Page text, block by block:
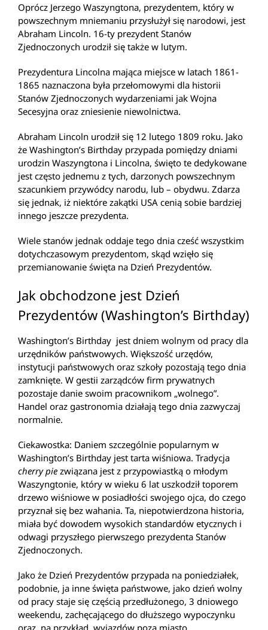
Oprócz Jerzego Waszyngtona, prezydentem, który w
powszechnym mniemaniu przysłużył się narodowi, jest
Abraham Lincoln. 16-ty prezydent Stanów
Zjednoczonych urodził się także w lutym.
Prezydentura Lincolna mająca miejsce w latach 1861-
1865 naznaczona była przełomowymi dla historii
Stanów Zjednoczonych wydarzeniami jak Wojna
Secesyjna oraz zniesienie niewolnictwa.
Abraham Lincoln urodził się 12 lutego 1809 roku. Jako
że Washington’s Birthday przypada pomiędzy dniami
urodzin Waszyngtona i Lincolna, święto te dedykowane
jest często jednemu z tych, darzonych powszechnym
szacunkiem przywódcy narodu, lub – obydwu. Zdarza
się jednak, iż niektóre zakątki USA cenią sobie bardziej
innego jeszcze prezydenta.
Wiele stanów jednak oddaje tego dnia cześć wszystkim
dotychczasowym prezydentom, skąd wzięło się
przemianowanie święta na Dzień Prezydentów.
Jak obchodzone jest Dzień
Prezydentów (Washington’s Birthday)
Washington’s Birthday jest dniem wolnym od pracy dla
urzędników państwowych. Większość urzędów,
instytucji państwowych oraz szkoły pozostają tego dnia
zamknięte. W gestii zarządców firm prywatnych
pozostaje danie swoim pracownikom „wolnego”.
Handel oraz gastronomia działają tego dnia zazwyczaj
normalnie.
Ciekawostka: Daniem szczególnie popularnym w
Washington’s Birthday jest tarta wiśniowa. Tradycja
cherry pie związana jest z przypowiastką o młodym
Waszyngtonie, który w wieku 6 lat uszkodził toporem
drzewo wiśniowe w posiadłości swojego ojca, do czego
przyznał się bez wahania. Ta, niepotwierdzona historia,
miała być dowodem wysokich standardów etycznych i
odwagi przyszłego pierwszego prezydenta Stanów
Zjednoczonych.
Jako że Dzień Prezydentów przypada na poniedziałek,
podobnie, ja inne święta państwowe, jako dzień wolny
od pracy staje się częścią przedłużonego, 3 dniowego
weekendu, zachęcającego do dłuższego wypoczynku
oraz, na przykład, wyjazdów poza miasto.